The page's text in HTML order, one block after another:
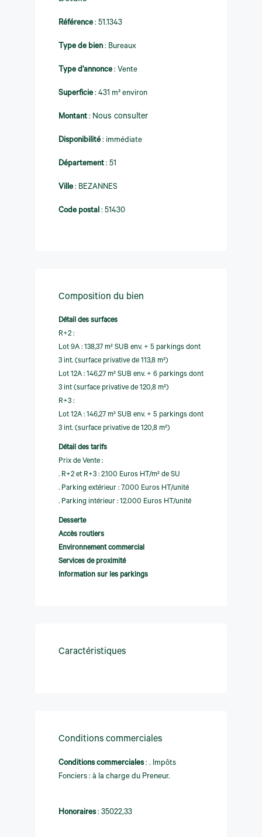
Référence : 51.1343
Type de bien : Bureaux
Type d'annonce : Vente
Superficie : 431 m² environ
Montant : Nous consulter
Disponibilité : immédiate
Département : 51
Ville : BEZANNES
Code postal : 51430
Composition du bien
Détail des surfaces
R+2 :
Lot 9A : 138,37 m² SUB env. + 5 parkings dont
3 int. (surface privative de 113,8 m²)
Lot 12A : 146,27 m² SUB env. + 6 parkings dont
3 int (surface privative de 120,8 m²)
R+3 :
Lot 12A : 146,27 m² SUB env. + 5 parkings dont
3 int. (surface privative de 120,8 m²)
Détail des tarifs
Prix de Vente :
. R+2 et R+3 : 2.100 Euros HT/m² de SU
. Parking extérieur : 7.000 Euros HT/unité
. Parking intérieur : 12.000 Euros HT/unité
Desserte
Accès routiers
Environnement commercial
Services de proximité
Information sur les parkings
Caractéristiques
Conditions commerciales
Conditions commerciales : . Impôts
Fonciers : à la charge du Preneur.
Honoraires : 35022,33